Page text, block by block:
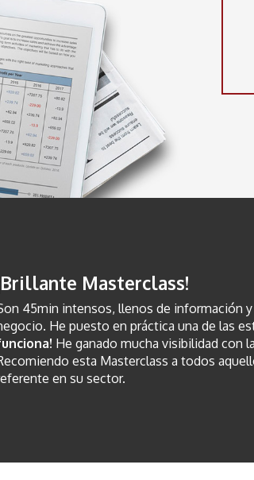
Masterclass!
45min intensos, llenos de información
He puesto en práctica una de las
He ganado mucha visibilidad con
esta Masterclass a todos
en su sector.